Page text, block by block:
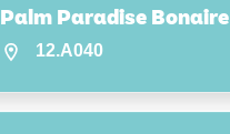
Palm Paradise Bonaire
12.A040